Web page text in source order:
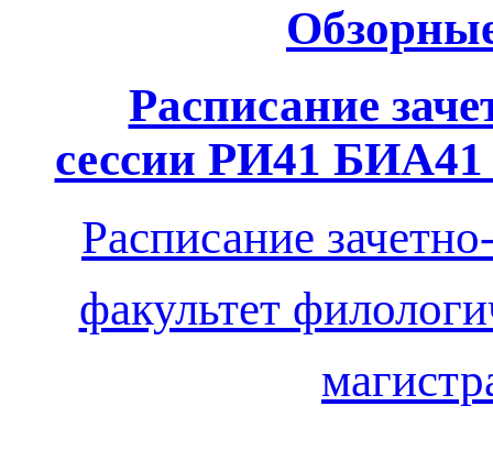
Расписание
сессии РИ41 БИА41
Расписание
факультет